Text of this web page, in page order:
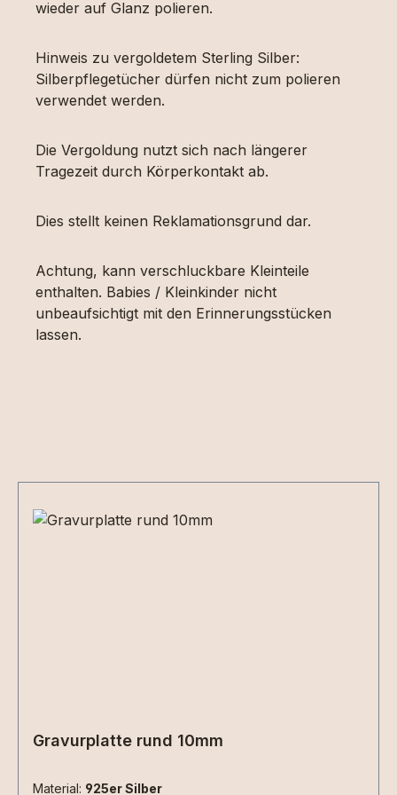
wieder auf Glanz polieren.
Hinweis zu vergoldetem Sterling Silber:
Silberpflegetücher dürfen nicht zum polieren
verwendet werden.
Die Vergoldung nutzt sich nach längerer
Tragezeit durch Körperkontakt ab.
Dies stellt keinen Reklamationsgrund dar.
Achtung, kann verschluckbare Kleinteile
enthalten. Babies / Kleinkinder nicht
unbeaufsichtigt mit den Erinnerungsstücken
lassen.
Gravurplatte rund 10mm
Material: 925er Silber